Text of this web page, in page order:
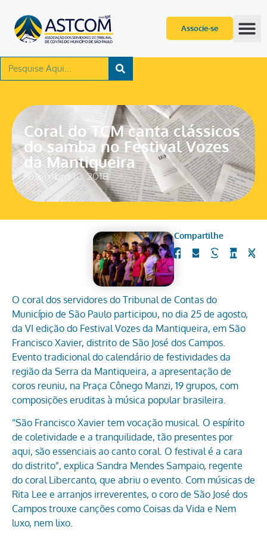
Associe-se
Coral do TCM canta clássicos
do samba no Festival Vozes
da Mantiqueira
setembro 10, 2018
Compartilhe
O coral dos servidores do Tribunal de Contas do
Município de São Paulo participou, no dia 25 de agosto,
da VI edição do Festival Vozes da Mantiqueira, em São
Francisco Xavier, distrito de São José dos Campos.
Evento tradicional do calendário de festividades da
região da Serra da Mantiqueira, a apresentação de
coros reuniu, na Praça Cônego Manzi, 19 grupos, com
composições eruditas à música popular brasileira.
“São Francisco Xavier tem vocação musical. O espírito
de coletividade e a tranquilidade, tão presentes por
aqui, são essenciais ao canto coral. O festival é a cara
do distrito”, explica Sandra Mendes Sampaio, regente
do coral Libercanto, que abriu o evento. Com músicas de
Rita Lee e arranjos irreverentes, o coro de São José dos
Campos trouxe canções como Coisas da Vida e Nem
luxo, nem lixo.